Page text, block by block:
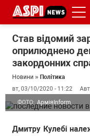
Став відомий
оприлюднено
закордонних
Новини » Політика
вт, 03/10/2020 - 11:22
ФОТО: АрміяInform
Дмитру Кулебі
#ООС
#боротьба
корупцією